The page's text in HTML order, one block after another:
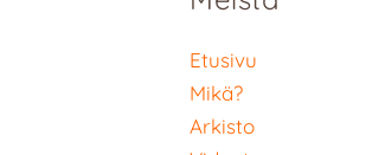
Etusivu
Mikä?
Arkisto